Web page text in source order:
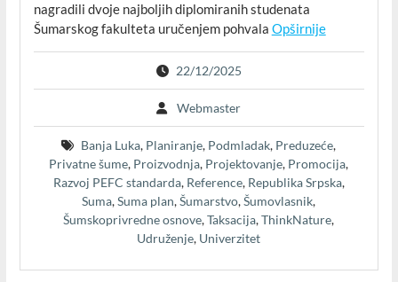
nagradili dvoje najboljih diplomiranih studenata
Šumarskog fakulteta uručenjem pohvala Opširnije
22/12/2025
Webmaster
Banja Luka, Planiranje, Podmladak, Preduzeće,
Privatne šume, Proizvodnja, Projektovanje, Promocija,
Razvoj PEFC standarda, Reference, Republika Srpska,
Suma,Suma plan,Šumarstvo,Šumovlasnik,
Šumskoprivredne osnove,Taksacija,ThinkNature,
Udruženje, Univerzitet